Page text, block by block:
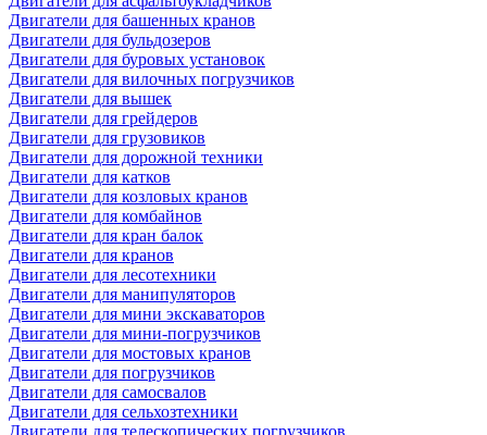
Двигатели для башенных кранов
Двигатели для бульдозеров
Двигатели для буровых установок
Двигатели для вилочных погрузчиков
Двигатели для вышек
Двигатели для грейдеров
Двигатели для грузовиков
Двигатели для дорожной техники
Двигатели для катков
Двигатели для козловых кранов
Двигатели для комбайнов
Двигатели для кран балок
Двигатели для кранов
Двигатели для лесотехники
Двигатели для манипуляторов
Двигатели для мини экскаваторов
Двигатели для мини-погрузчиков
Двигатели для мостовых кранов
Двигатели для погрузчиков
Двигатели для самосвалов
Двигатели для сельхозтехники
Двигатели для телескопических погрузчиков